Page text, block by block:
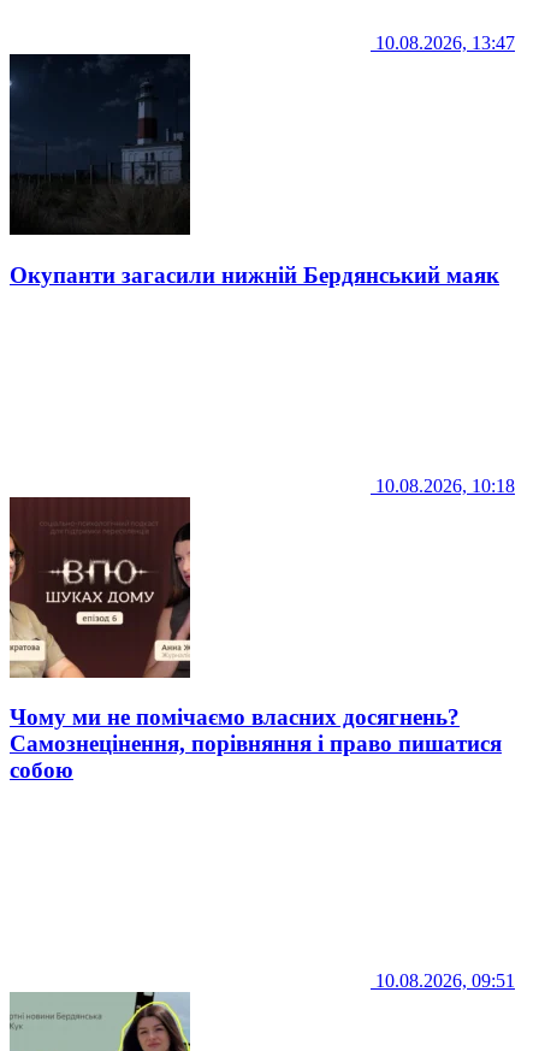
10.08.2026, 13:47
Окупанти загасили нижній Бердянський маяк
10.08.2026, 10:18
Чому ми не помічаємо власних досягнень?
Самознецінення, порівняння і право пишатися
собою
10.08.2026, 09:51